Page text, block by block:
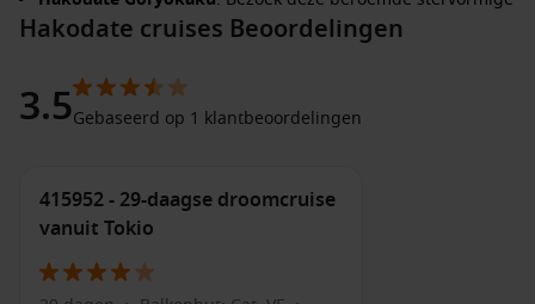
citadel die dateert uit de 19e eeuw. Je kunt de uitkichting
stad en het Goryokaku-park.
Mount Hakodate: Neem de kabelbaan naar de top van
zijn meer dan de moeite waard.
Werkplaats 18
delicatessen kunt proeven, waaronder verse zeevruchten
Hakodate cruises Beoordelingen
3.5Gebaseerd op 1 klantbeoordelingen
415952 - 29-daagse droomcruise
vanuit Tokio